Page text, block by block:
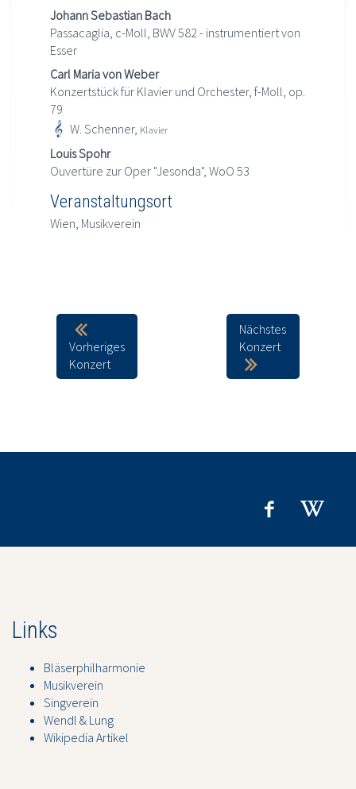
Johann Sebastian Bach
Passacaglia, c-Moll, BWV 582 - instrumentiert von
Esser
Carl Maria von Weber
Konzertstück für Klavier und Orchester, f-Moll, op.
79
W. Schenner, Klavier
Louis Spohr
Ouvertüre zur Oper "Jesonda", WoO 53
Veranstaltungsort
Wien, Musikverein
Vorheriges
Konzert
Nächstes
Konzert
Links
Bläserphilharmonie
Musikverein
Singverein
Wendl & Lung
Wikipedia Artikel